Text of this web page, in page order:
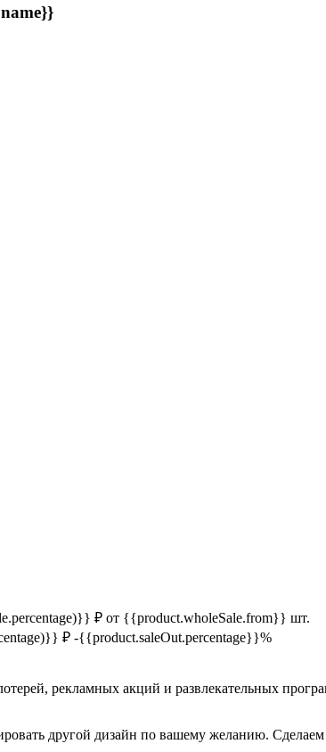
₽ от {{product.wholeSale.from}} шт.
₽ -{{product.saleOut.percentage}}%
рекламных акций и развлекательных
другой дизайн по вашему желанию.